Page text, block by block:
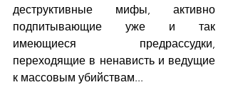
деструктивные мифы, активно
подпитывающие уже и так
имеющиеся предрассудки,
переходящие в ненависть и ведущие
к массовым убийствам...